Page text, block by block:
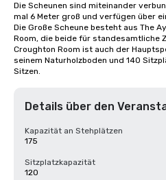
Die Scheunen sind miteinander
mal 6 Meter groß und verfügen über
Die Große Scheune besteht aus The
Room, die beide für standesamtliche
Croughton Room ist auch der
seinem Naturholzboden und 140
Sitzen.
Details über den
Kapazität an Stehplätzen
175
Sitzplatzkapazität
120